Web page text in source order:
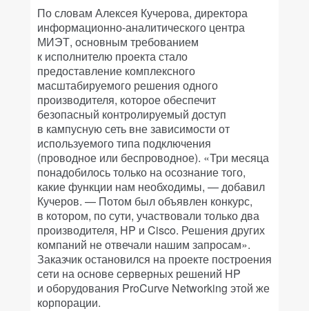
По словам Алексея Кучерова, директора
информационно-аналитического центра
МИЭТ, основным требованием
к исполнителю проекта стало
предоставление комплексного
масштабируемого решения одного
производителя, которое обеспечит
безопасный контролируемый доступ
в кампусную сеть вне зависимости от
используемого типа подключения
(проводное или беспроводное). «Три месяца
понадобилось только на осознание того,
какие функции нам необходимы, — добавил
Кучеров. — Потом был объявлен конкурс,
в котором, по сути, участвовали только два
производителя, HP и Cisco. Решения других
компаний не отвечали нашим запросам».
Заказчик остановился на проекте построения
сети на основе серверных решений HP
и оборудования ProCurve Networking этой же
корпорации.